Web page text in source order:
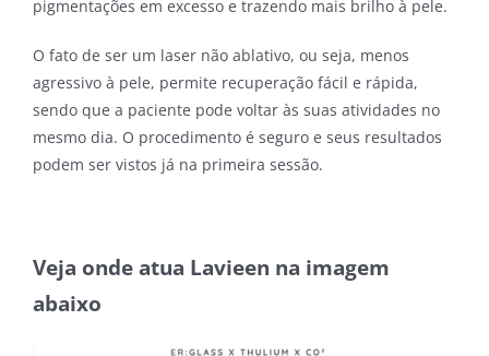
pigmentações em excesso e trazendo mais brilho à pele.
O fato de ser um laser não ablativo, ou seja, menos
agressivo à pele, permite recuperação fácil e rápida,
sendo que a paciente pode voltar às suas atividades no
mesmo dia. O procedimento é seguro e seus resultados
podem ser vistos já na primeira sessão.
Veja onde atua Lavieen na imagem
abaixo